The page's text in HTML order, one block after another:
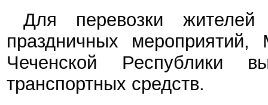
Для перевозки жителей
праздничных мероприятий,
Чеченской Республики
транспортных средств.